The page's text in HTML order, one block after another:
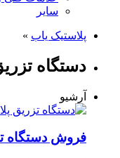
سایر
پلاستیک یاب »
دستگاه
آرشیو
فروش دستگاه